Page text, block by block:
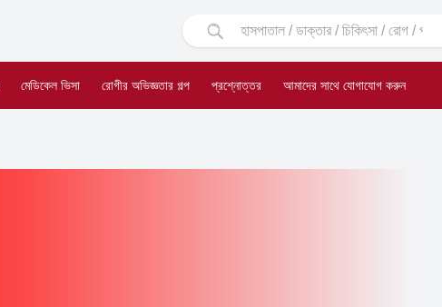
মেডিকেল ভিসা রোগীর অভিজ্ঞতার গল্প প্রশ্নোত্তর আমাদের সাথে যোগাযোগ করুন